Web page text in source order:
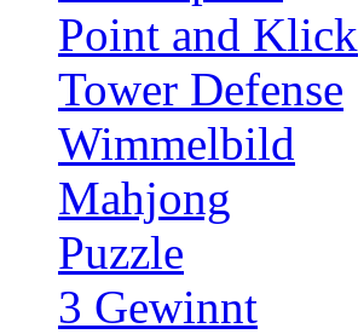
Point and Klick
Tower Defense
Wimmelbild
Mahjong
Puzzle
3 Gewinnt